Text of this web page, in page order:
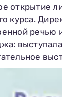
открытие
курса.
речью